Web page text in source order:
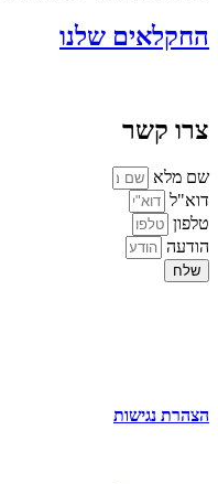
החקלאים שלנו
צרו קשר
שם מלא
דוא"ל
טלפון
הודעה
שלח
הצהרת נגישות